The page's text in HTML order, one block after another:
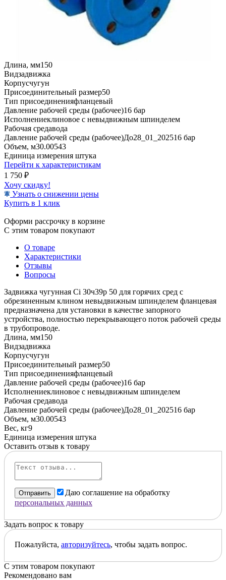
Длина, мм150
Видзадвижка
Корпусчугун
Присоединительный размер50
Тип присоединенияфланцевый
Давление рабочей среды (рабочее)16 бар
Исполнениеклиновое с невыдвижным шпинделем
Рабочая средавода
Давление рабочей среды (рабочее)До28_01_202516 бар
Объем, м30.00543
Единица измерения штука
Перейти к характеристикам
1 750 ₽
Хочу скидку!
Узнать о снижении цены
Купить в 1 клик
Оформи рассрочку в корзине
С этим товаром покупают
О товаре
Характеристики
Отзывы
Вопросы
Задвижка чугунная Ci 30ч39р 50 для горячих сред с
обрезиненным клином невыдвижным шпинделем фланцевая
предназначена для установки в качестве запорного
устройства, полностью перекрывающего поток рабочей среды
в трубопроводе.
Длина, мм150
Видзадвижка
Корпусчугун
Присоединительный размер50
Тип присоединенияфланцевый
Давление рабочей среды (рабочее)16 бар
Исполнениеклиновое с невыдвижным шпинделем
Рабочая средавода
Давление рабочей среды (рабочее)До28_01_202516 бар
Объем, м30.00543
Вес, кг9
Единица измерения штука
Оставить отзыв к товару
Отправить
Даю соглашение на обработку
персональных данных
Задать вопрос к товару
Пожалуйста, авторизуйтесь, чтобы задать вопрос.
С этим товаром покупают
Рекомендовано вам